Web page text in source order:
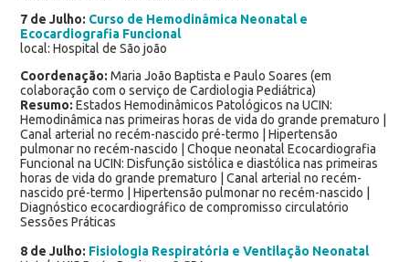
7 de Julho: Curso de Hemodinâmica Neonatal e
Ecocardiografia Funcional
local: Hospital de São joão
Coordenação: Maria João Baptista e Paulo Soares (em
colaboração com o serviço de Cardiologia Pediátrica)
Resumo: Estados Hemodinâmicos Patológicos na UCIN:
Hemodinâmica nas primeiras horas de vida do grande prematuro |
Canal arterial no recém-nascido pré-termo | Hipertensão
pulmonar no recém-nascido | Choque neonatal Ecocardiografia
Funcional na UCIN: Disfunção sistólica e diastólica nas primeiras
horas de vida do grande prematuro | Canal arterial no recém-
nascido pré-termo | Hipertensão pulmonar no recém-nascido |
Diagnóstico ecocardiográfico de compromisso circulatório
Sessões Práticas
8 de Julho: Fisiologia Respiratória e Ventilação Neonatal